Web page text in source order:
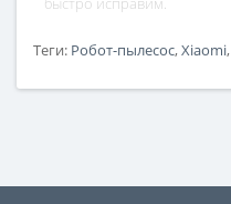
Теги: Робот-пылесос,Xiaomi,